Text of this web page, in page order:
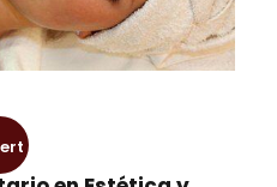
0
0
.
€
.